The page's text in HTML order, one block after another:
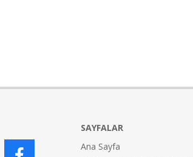
SAYFALAR
Ana Sayfa